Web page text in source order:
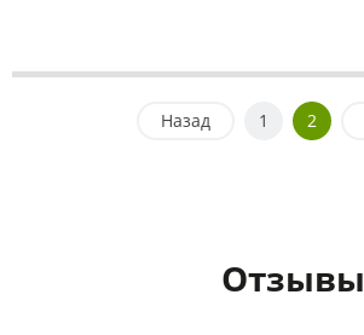
Назад 1 2
Отзывы